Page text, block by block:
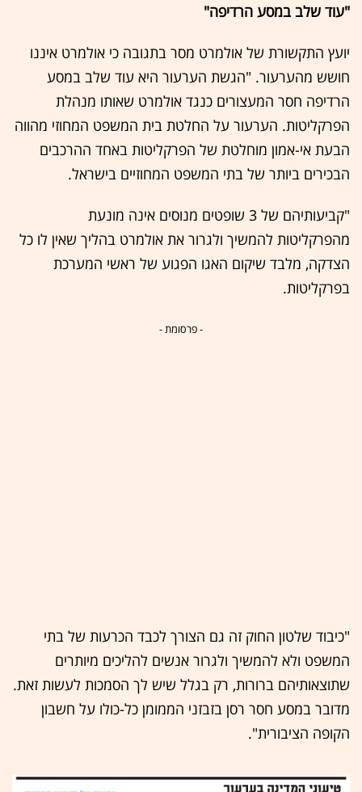
"עוד שלב במסע הרדיפה"
יועץ התקשורת של אולמרט מסר בתגובה כי אולמרט איננו
חושש מהערעור. "הגשת הערעור היא עוד שלב במסע
הרדיפה חסר המעצורים כנגד אולמרט שאותו מנהלת
הפרקליטות. הערעור על החלטת בית המשפט המחוזי מהווה
הבעת אי-אמון מוחלטת של הפרקליטות באחד ההרכבים
הבכירים ביותר של בתי המשפט המחוזיים בישראל.
"קביעותיהם של 3 שופטים מנוסים אינה מונעת
מהפרקליטות להמשיך ולגרור את אולמרט בהליך שאין לו כל
הצדקה, מלבד שיקום האגו הפגוע של ראשי המערכת
בפרקליטות.
- פרסומת -
"כיבוד שלטון החוק זה גם הצורך לכבד הכרעות של בתי
המשפט ולא להמשיך ולגרור אנשים להליכים מיותרים
שתוצאותיהם ברורות, רק בגלל שיש לך הסמכות לעשות זאת.
מדובר במסע חסר רסן בזבזני הממומן כל-כולו על חשבון
הקופה הציבורית".